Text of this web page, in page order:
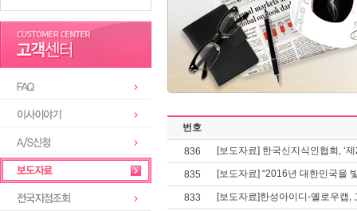
번호
836 [보도자료] 한국신지식인협회, ‘
835 [보도자료] “2016년 대한민국을
833 [보도자료]한성아이디-옐로우캡,